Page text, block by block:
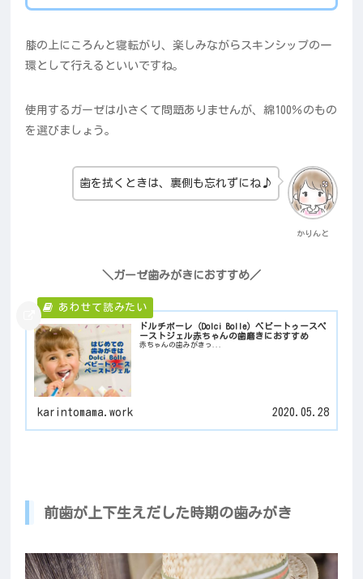
膝の上にころんと寝転がり、楽しみながらスキンシップの一
環として行えるといいですね。
使用するガーゼは小さくて問題ありませんが、綿100％のもの
を選びましょう。
かりんと
歯を拭くときは、裏側も忘れずにね♪
＼ガーゼ歯みがきにおすすめ／
ドルチボーレ（Dolci Bolle）ベビートゥースペ
ーストジェル赤ちゃんの歯磨きにおすすめ
赤ちゃんの歯みがきっ...
karintomama.work 2020.05.28
前歯が上下生えだした時期の歯みがき